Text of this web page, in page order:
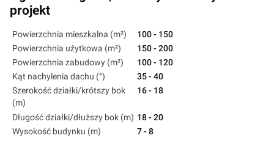
projekt
Powierzchnia mieszkalna (m²)
100 - 150
Powierzchnia użytkowa (m²)
150 - 200
Powierzchnia zabudowy (m²)
100 - 120
Kąt nachylenia dachu (°)
35 - 40
Szerokość działki/krótszy bok
(m)
16 - 18
Długość działki/dłuższy bok (m) 18 - 20
Wysokość budynku (m)
7 - 8